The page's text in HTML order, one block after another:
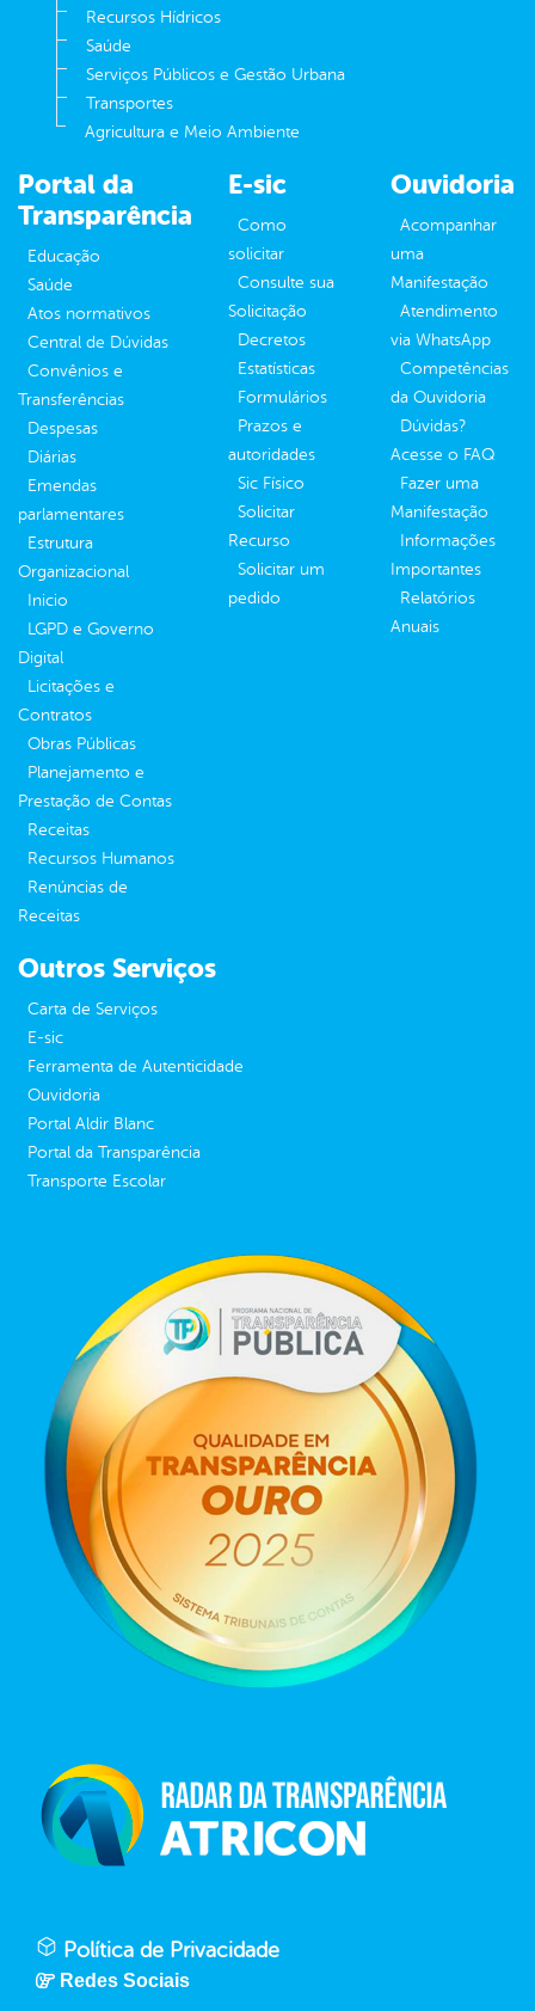
Recursos Hídricos
Saúde
Serviços Públicos e Gestão Urbana
Transportes
Agricultura e Meio Ambiente
Portal da
Transparência
Educação
Saúde
Atos normativos
Central de Dúvidas
Convênios e
Transferências
Despesas
Diárias
Emendas
parlamentares
Estrutura
Organizacional
Inicio
LGPD e Governo
Digital
Licitações e
Contratos
Obras Públicas
Planejamento e
Prestação de Contas
Receitas
Recursos Humanos
Renúncias de
Receitas
E-sic
Como
solicitar
Consulte sua
Solicitação
Decretos
Estatísticas
Formulários
Prazos e
autoridades
Sic Físico
Solicitar
Recurso
Solicitar um
pedido
Ouvidoria
Acompanhar
uma
Manifestação
Atendimento
via WhatsApp
Competências
da Ouvidoria
Dúvidas?
Acesse o FAQ
Fazer uma
Manifestação
Informações
Importantes
Relatórios
Anuais
Outros Serviços
Carta de Serviços
E-sic
Ferramenta de Autenticidade
Ouvidoria
Portal Aldir Blanc
Portal da Transparência
Transporte Escolar
Política de Privacidade
Redes Sociais